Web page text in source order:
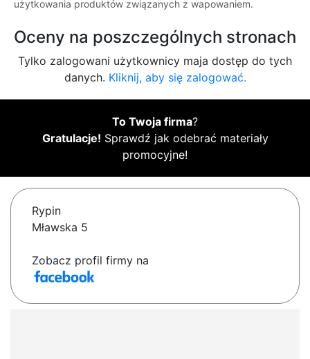
użytkowania produktów związanych z wapowaniem.
Oceny na poszczególnych stronach
Tylko zalogowani użytkownicy maja dostęp do tych
danych. Kliknij, aby się zalogować.
To Twoja firma?
Gratulacje! Sprawdź jak odebrać materiały
promocyjne!
Rypin
Mławska 5
Zobacz profil firmy na